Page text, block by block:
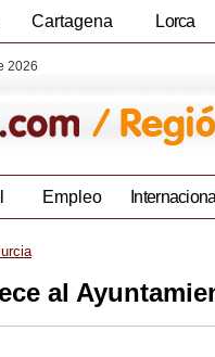
Cartagena Lorca
2026
Empleo Internacional
al